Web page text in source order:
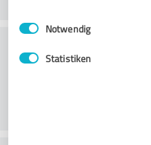
Impressum
Einwilligungsauswahl
Notwendig
Statistiken